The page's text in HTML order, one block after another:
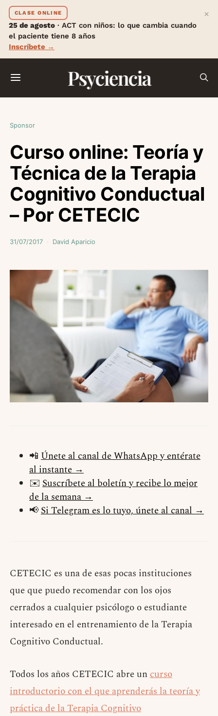
CLASE ONLINE
25 de agosto · ACT con niños: lo que cambia cuando
el paciente tiene 8 años
Inscríbete →
×
Psyciencia
Sponsor
Curso online: Teoría y
Técnica de la Terapia
Cognitivo Conductual
– Por CETECIC
31/07/2017 David Aparicio
📲 Únete al canal de WhatsApp y entérate
al instante →
✉️ Suscríbete al boletín y recibe lo mejor
de la semana →
📢Si Telegram es lo tuyo, únete al canal →
CETECIC es una de esas pocas instituciones
que que puedo recomendar con los ojos
cerrados a cualquier psicólogo o estudiante
interesado en el entrenamiento de la Terapia
Cognitivo Conductual.
Todos los años CETECIC abre uncurso
introductorio con el que aprenderás la teoría y
práctica de la Terapia Cognitivo